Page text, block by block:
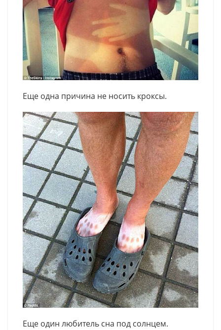
Еще одна причина не носить кроксы.
Еще один любитель сна под солнцем.